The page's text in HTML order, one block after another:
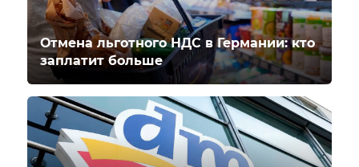
Отмена льготного НДС в Германии: кто
заплатит больше